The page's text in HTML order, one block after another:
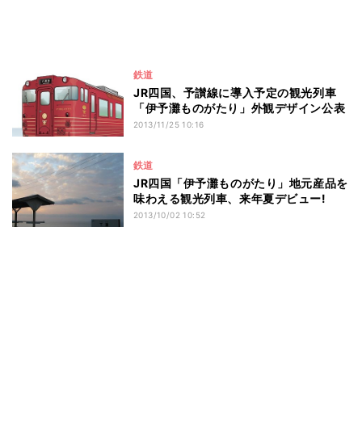
鉄道
JR四国、予讃線に導入予定の観光列車
「伊予灘ものがたり」外観デザイン公表
2013/11/25 10:16
鉄道
JR四国「伊予灘ものがたり」地元産品を
味わえる観光列車、来年夏デビュー!
2013/10/02 10:52